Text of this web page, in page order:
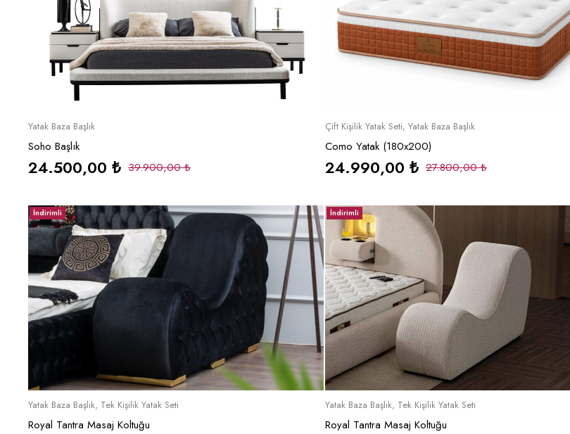
Yatak Baza Başlık
Soho Başlık
39.900,00₺
24.500,00 ₺
Sepete Ekle
Çift Kişilik Yatak Seti, Yatak Baza Başlık
Como Yatak (180x200)
27.800,00₺
24.990,00 ₺
İndirimli
Sepete Ekle
Yatak Baza Başlık, Tek Kişilik Yatak Seti
Royal Tantra Masaj Koltuğu
İndirimli
Sepete Ekle
Yatak Baza Başlık, Tek Kişilik Yatak Seti
Royal Tantra Masaj Koltuğu